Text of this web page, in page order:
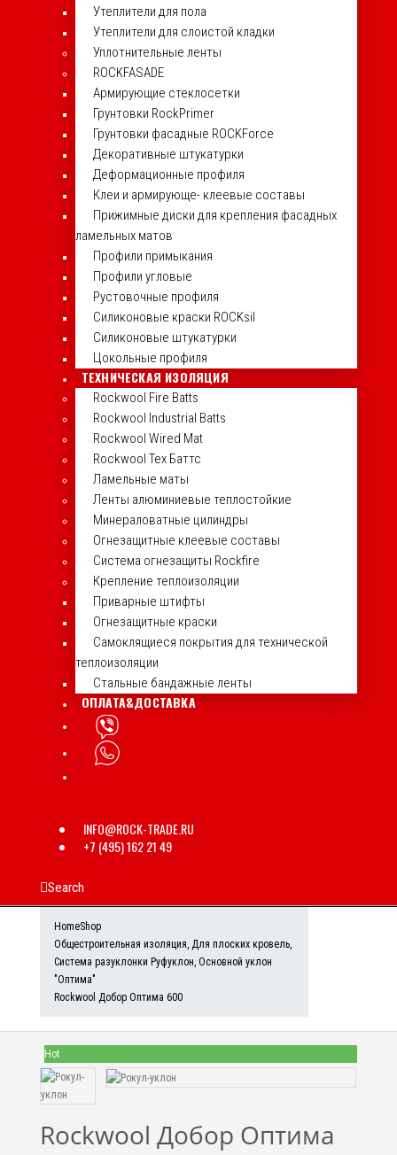
Утеплители для пола
Утеплители для слоистой кладки
Уплотнительные ленты
ROCKFASADE
Армирующие стеклосетки
Грунтовки RockPrimer
Грунтовки фасадные ROCKForce
Декоративные штукатурки
Деформационные профиля
Клеи и армирующе- клеевые составы
Прижимные диски для крепления фасадных
ламельных матов
Профили примыкания
Профили угловые
Рустовочные профиля
Силиконовые краски ROCKsil
Силиконовые штукатурки
Цокольные профиля
ТЕХНИЧЕСКАЯ ИЗОЛЯЦИЯ
Rockwool Fire Batts
Rockwool Industrial Batts
Rockwool Wired Mat
Rockwool Тех Баттс
Ламельные маты
Ленты алюминиевые теплостойкие
Минераловатные цилиндры
Огнезащитные клеевые составы
Система огнезащиты Rockfire
Крепление теплоизоляции
Приварные штифты
Огнезащитные краски
Самоклящиеся покрытия для технической
теплоизоляции
Стальные бандажные ленты
ОПЛАТА&ДОСТАВКА
INFO@ROCK-TRADE.RU
+7 (495) 162 21 49
Search
HomeShop
Общестроительная изоляция, Для плоских кровель,
Система разуклонки Руфуклон, Основной уклон
"Оптима"
Rockwool Добор Оптима 600
Hot
Rockwool Добор Оптима